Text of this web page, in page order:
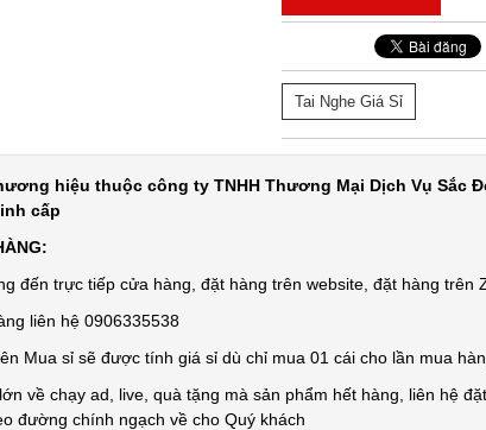
Tai Nghe Giá Sỉ
hiệu thuộc công ty TNHH Thương Mại Dịch Vụ Sắc
cấp
đến trực tiếp cửa hàng, đặt hàng trên website, đặt hàng trên
liên hệ 0906335538
Mua sỉ sẽ được tính giá sỉ dù chỉ mua 01 cái cho lần mua
về chạy ad, live, quà tặng mà sản phẩm hết hàng, liên hệ
đường chính ngạch về cho Quý khách